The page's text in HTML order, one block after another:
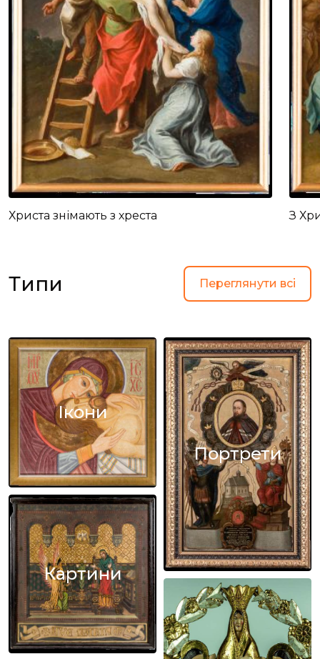
Христа знімають з хреста З
Типи Переглянути всі
Ікони
Портрети
Картини